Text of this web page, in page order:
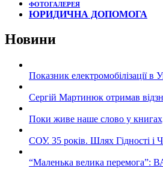
ФОТОГАЛЕРЕЯ
ЮРИДИЧНА ДОПОМОГА
Новини
Показник електромобілізації в
Сергій Мартинюк отримав
Поки живе наше слово у
СОУ. 35 років. Шлях Гідності і
“Маленька велика перемога”: